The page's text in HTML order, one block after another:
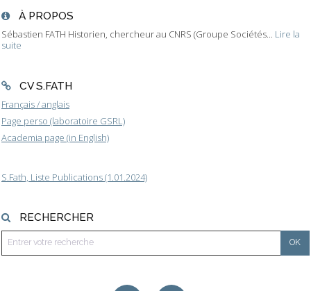
À PROPOS
Sébastien FATH Historien, chercheur au CNRS (Groupe Sociétés... Lire la
suite
CV S.FATH
Français / anglais
Page perso (laboratoire GSRL)
Academia page (in English)
S.Fath, Liste Publications (1.01.2024)
RECHERCHER